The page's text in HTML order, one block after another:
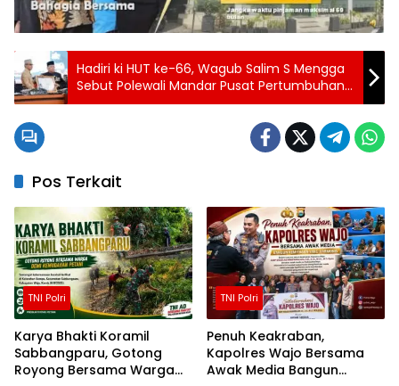
Hadiri ki HUT ke-66, Wagub Salim S Mengga
Sebut Polewali Mandar Pusat Pertumbuhan
dan Gerbang Kemajuan Sulbar
Pos Terkait
TNI Polri
Karya Bhakti Koramil
Sabbangparu, Gotong
Royong Bersama Warga
TNI Polri
Penuh Keakraban,
Kapolres Wajo Bersama
Awak Media Bangun